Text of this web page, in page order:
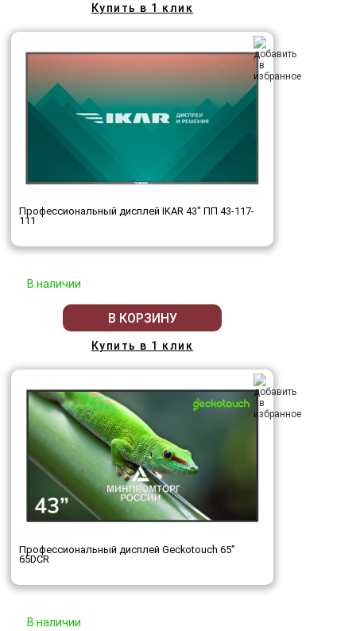
Купить в 1 клик
Профессиональный дисплей IKAR 43" ПП 43-117-
111
В наличии
В КОРЗИНУ
Купить в 1 клик
Профессиональный дисплей Geckotouch 65"
65DCR
В наличии